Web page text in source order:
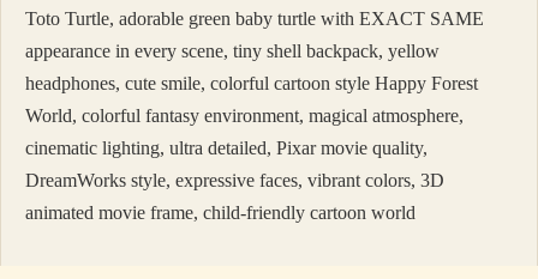
Toto Turtle, adorable green baby turtle with EXACT SAME
appearance in every scene, tiny shell backpack, yellow
headphones, cute smile, colorful cartoon style Happy Forest
World, colorful fantasy environment, magical atmosphere,
cinematic lighting, ultra detailed, Pixar movie quality,
DreamWorks style, expressive faces, vibrant colors, 3D
animated movie frame, child-friendly cartoon world